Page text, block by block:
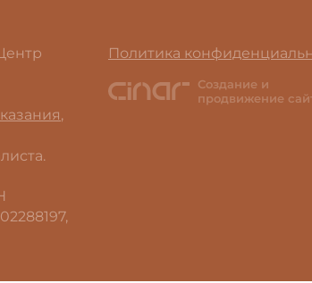
,
Политика
Создание и
продвижение